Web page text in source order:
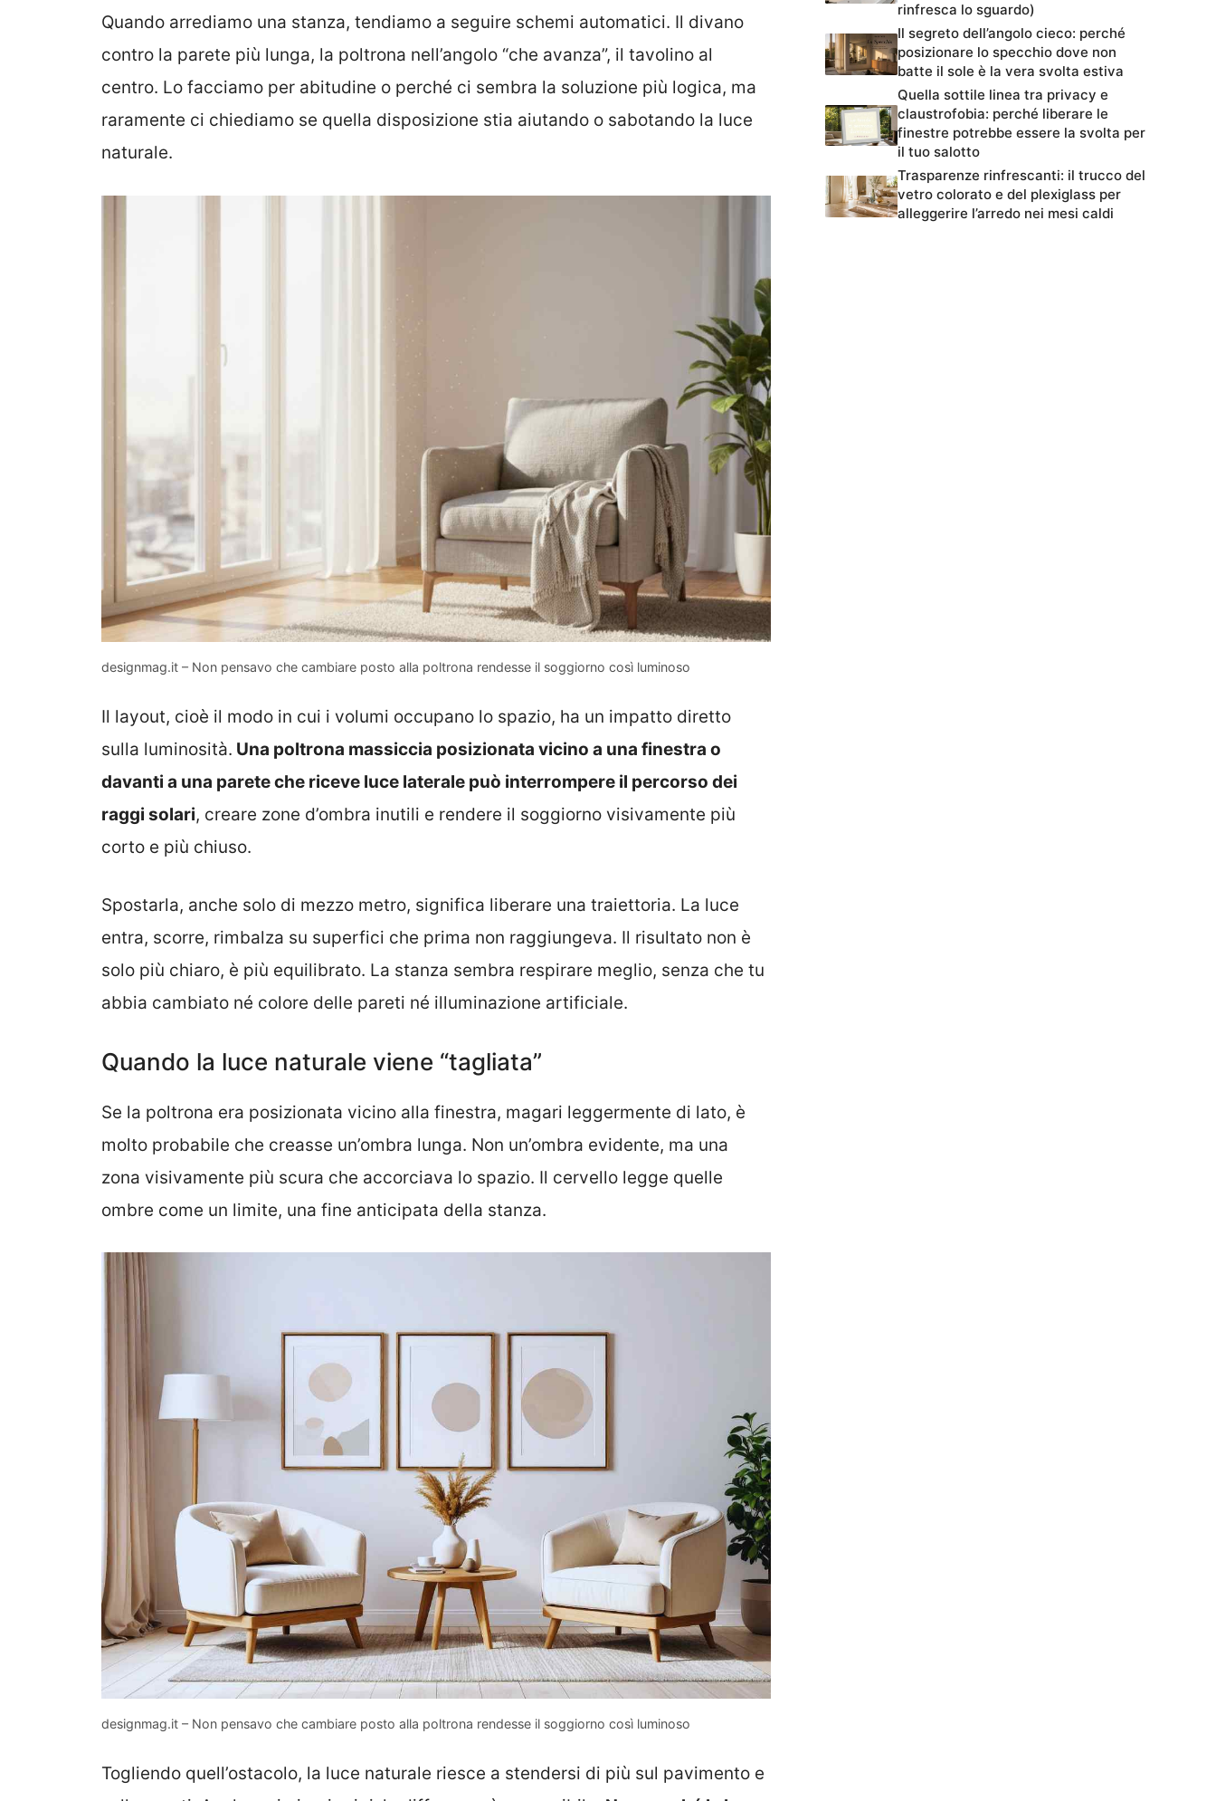
Quando arrediamo una stanza, tendiamo a seguire schemi automatici. Il divano
contro la parete più lunga, la poltrona nell’angolo “che avanza”, il tavolino al
centro. Lo facciamo per abitudine o perché ci sembra la soluzione più logica, ma
raramente ci chiediamo se quella disposizione stia aiutando o sabotando la luce
naturale.
designmag.it – Non pensavo che cambiare posto alla poltrona rendesse il soggiorno così luminoso
Il layout, cioè il modo in cui i volumi occupano lo spazio, ha un impatto diretto
sulla luminosità. Una poltrona massiccia posizionata vicino a una finestra o
davanti a una parete che riceve luce laterale può interrompere il percorso dei
raggi solari, creare zone d’ombra inutili e rendere il soggiorno visivamente più
corto e più chiuso.
Spostarla, anche solo di mezzo metro, significa liberare una traiettoria. La luce
entra, scorre, rimbalza su superfici che prima non raggiungeva. Il risultato non è
solo più chiaro, è più equilibrato. La stanza sembra respirare meglio, senza che tu
abbia cambiato né colore delle pareti né illuminazione artificiale.
Quando la luce naturale viene “tagliata”
Se la poltrona era posizionata vicino alla finestra, magari leggermente di lato, è
molto probabile che creasse un’ombra lunga. Non un’ombra evidente, ma una
zona visivamente più scura che accorciava lo spazio. Il cervello legge quelle
ombre come un limite, una fine anticipata della stanza.
designmag.it – Non pensavo che cambiare posto alla poltrona rendesse il soggiorno così luminoso
Togliendo quell’ostacolo, la luce naturale riesce a stendersi di più sul pavimento e
rinfresca lo sguardo)
Il segreto dell’angolo cieco: perché
posizionare lo specchio dove non
batte il sole è la vera svolta estiva
Quella sottile linea tra privacy e
claustrofobia: perché liberare le
finestre potrebbe essere la svolta per
il tuo salotto
Trasparenze rinfrescanti: il trucco del
vetro colorato e del plexiglass per
alleggerire l’arredo nei mesi caldi